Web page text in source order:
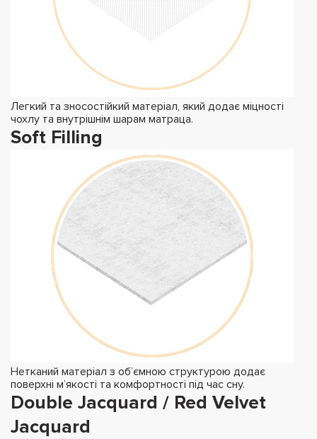
Легкий та зносостійкий матеріал, який додає міцності
чохлу та внутрішнім шарам матраца.
Soft Filling
Нетканий матеріал з об’ємною структурою додає
поверхні м’якості та комфортності під час сну.
Double Jacquard / Red Velvet
Jacquard